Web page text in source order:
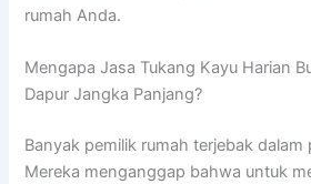
rumah Anda.
Mengapa Jasa Tukang Kayu Harian
Dapur Jangka Panjang?
Banyak pemilik rumah terjebak dalam
Mereka menganggap bahwa untuk